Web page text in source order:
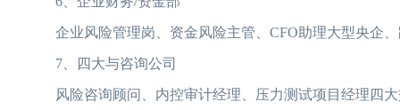
企业风险管理岗、资金风险主管、CFO助理大型央企、
7、四大与咨询公司
风险咨询顾问、内控审计经理、压力测试项目经理四大